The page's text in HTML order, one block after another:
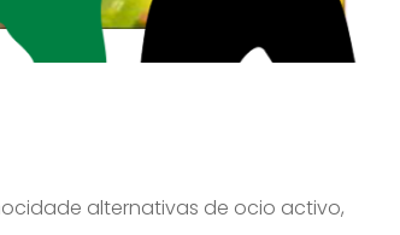
alternativas de ocio activo,